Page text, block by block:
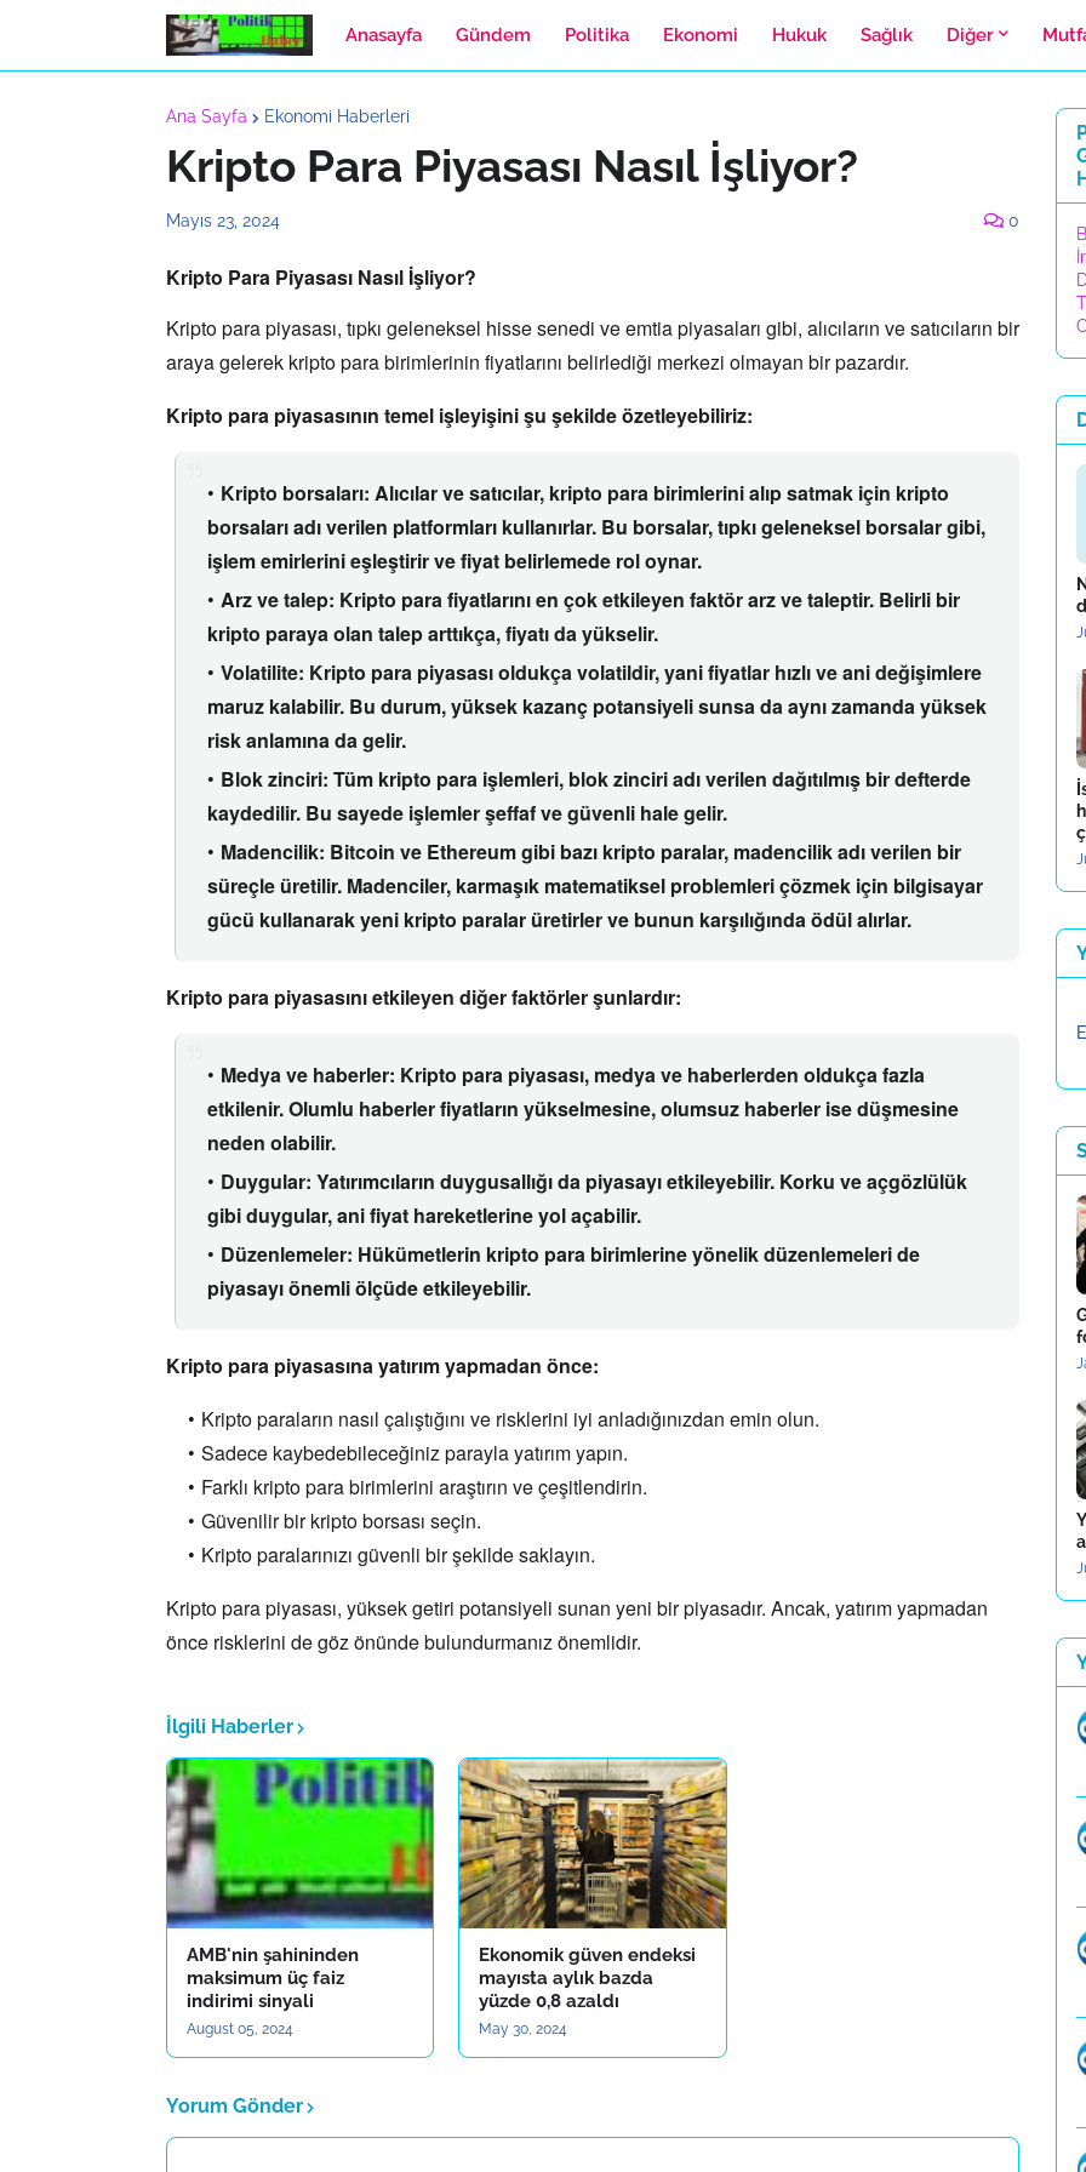
Anasayfa Gündem Politika Ekonomi Hukuk Sağlık Diğer
Ana Sayfa Ekonomi Haberleri
Kripto Para Piyasası Nasıl İşliyor?
Mayıs 23, 2024 0
Kripto Para Piyasası Nasıl İşliyor?
Kripto para piyasası, tıpkı geleneksel hisse senedi ve emtia piyasaları gibi, alıcıların ve satıcıların bir
araya gelerek kripto para birimlerinin fiyatlarını belirlediği merkezi olmayan bir pazardır.
Kripto para piyasasının temel işleyişini şu şekilde özetleyebiliriz:
Kripto borsaları: Alıcılar ve satıcılar, kripto para birimlerini alıp satmak için kripto
borsalarıadı verilen platformları kullanırlar. Bu borsalar,tıpkı geleneksel borsalar gibi,
işlem emirlerini eşleştirir ve fiyat belirlemede rol oynar.
Arz ve talep: Kripto para fiyatlarını en çok etkileyen faktör arz ve taleptir. Belirli bir
kripto paraya olan talep arttıkça,fiyatı da yükselir.
Volatilite: Kripto para piyasası oldukçavolatildir,yani fiyatlar hızlı ve ani değişimlere
maruz kalabilir. Bu durum,yüksek kazanç potansiyeli sunsa da aynı zamanda yüksek
risk anlamına da gelir.
Blok zinciri: Tüm kripto para işlemleri, blok zinciriadı verilen dağıtılmış bir defterde
kaydedilir. Bu sayede işlemler şeffaf ve güvenli hale gelir.
Madencilik: Bitcoin ve Ethereum gibi bazı kripto paralar, madencilikadı verilen bir
süreçle üretilir. Madenciler, karmaşık matematiksel problemleri çözmek için bilgisayar
gücü kullanarak yeni kripto paralar üretirler ve bunun karşılığında ödül alırlar.
Kripto para piyasasını etkileyen diğer faktörler şunlardır:
Medya ve haberler: Kripto para piyasası, medya ve haberlerden oldukça fazla
etkilenir.Olumlu haberler fiyatların yükselmesine,olumsuz haberler ise düşmesine
neden olabilir.
Duygular: Yatırımcıların duygusallığı da piyasayı etkileyebilir. Korku ve açgözlülük
gibi duygular,ani fiyat hareketlerine yol açabilir.
Düzenlemeler: Hükümetlerin kripto para birimlerine yönelik düzenlemeleri de
piyasayı önemli ölçüde etkileyebilir.
Kripto para piyasasına yatırım yapmadan önce:
Kripto paraların nasıl çalıştığını ve risklerini iyi anladığınızdan emin olun.
Sadece kaybedebileceğiniz parayla yatırım yapın.
Farklı kripto para birimlerini araştırın ve çeşitlendirin.
Güvenilir bir kripto borsası seçin.
Kripto paralarınızı güvenli bir şekilde saklayın.
Kripto para piyasası, yüksek getiri potansiyeli sunan yeni bir piyasadır. Ancak, yatırım yapmadan
önce risklerini de göz önünde bulundurmanız önemlidir.
İlgili Haberler
AMB'nin şahininden
maksimum üç faiz
indirimi sinyali
August 05, 2024
Ekonomik güven endeksi
mayısta aylık bazda
yüzde 0,8 azaldı
May 30, 2024
Yorum Gönder